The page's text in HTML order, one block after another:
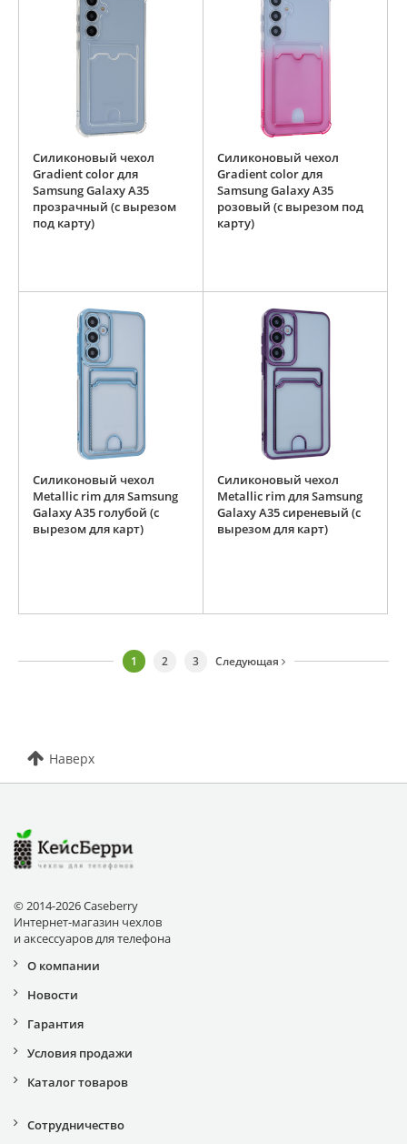
Силиконовый чехол
Gradient color для
Samsung Galaxy A35
прозрачный (с вырезом
под карту)
Силиконовый чехол
Gradient color для
Samsung Galaxy A35
розовый (с вырезом под
карту)
Силиконовый чехол
Metallic rim для Samsung
Galaxy A35 голубой (с
вырезом для карт)
Силиконовый чехол
Metallic rim для Samsung
Galaxy A35 сиреневый (с
вырезом для карт)
1 2 3 Следующая
Наверх
© 2014-2026 Caseberry
Интернет-магазин чехлов
и аксессуаров для телефона
О компании
Новости
Гарантия
Условия продажи
Каталог товаров
Сотрудничество